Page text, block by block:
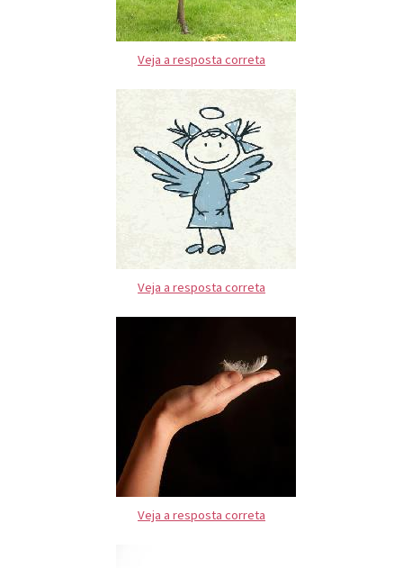
Veja a resposta correta
Veja a resposta correta
Veja a resposta correta